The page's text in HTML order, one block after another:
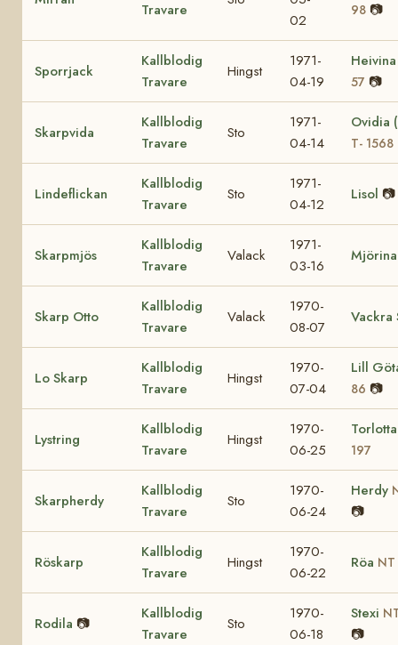
Travare
02
98 📷
Sporrjack
Kallblodig
Travare
Hingst
1971-
04-19
57 📷
Skarpvida
Kallblodig
Travare
Sto
1971-
04-14
Ovidia
T- 1568
Lindeflickan
Kallblodig
Travare
Sto
1971-
04-12
Lisol 📷
Skarpmjös
Kallblodig
Travare
Valack
1971-
03-16
Mjörina
Skarp Otto
Kallblodig
Travare
Valack
1970-
08-07
Vackra
Lo Skarp
Kallblodig
Travare
Hingst
1970-
07-04
Lill
86 📷
Lystring
Kallblodig
Travare
Hingst
1970-
06-25
197
Skarpherdy
Kallblodig
Travare
Sto
1970-
06-24
Herdy
📷
Röskarp
Kallblodig
Travare
Hingst
1970-
06-22
Röa NT
Rodila 📷
Kallblodig
Travare
Sto
1970-
06-18
Stexi
📷